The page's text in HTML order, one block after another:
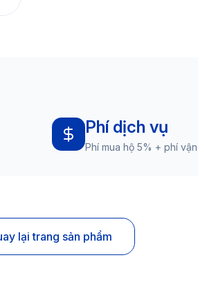
Phí dịch vụ
Phí mua hộ 5% + phí
lại trang sản phẩm